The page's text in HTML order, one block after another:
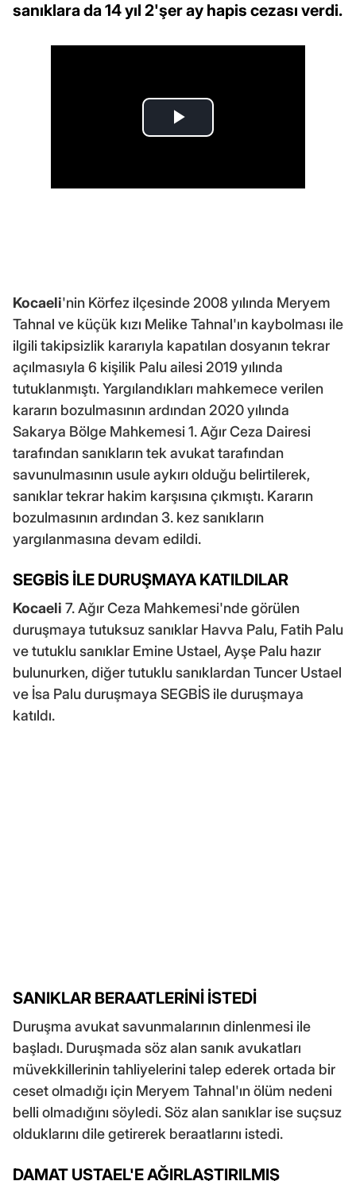
sanıklara da 14 yıl 2'şer ay hapis cezası verdi.
Kocaeli'nin Körfez ilçesinde 2008 yılında Meryem
Tahnal ve küçük kızı Melike Tahnal'ın kaybolması ile
ilgili takipsizlik kararıyla kapatılan dosyanın tekrar
açılmasıyla 6 kişilik Palu ailesi 2019 yılında
tutuklanmıştı. Yargılandıkları mahkemece verilen
kararın bozulmasının ardından 2020 yılında
Sakarya Bölge Mahkemesi 1. Ağır Ceza Dairesi
tarafından sanıkların tek avukat tarafından
savunulmasının usule aykırı olduğu belirtilerek,
sanıklar tekrar hakim karşısına çıkmıştı. Kararın
bozulmasının ardından 3. kez sanıkların
yargılanmasına devam edildi.
SEGBİS İLE DURUŞMAYA KATILDILAR
Kocaeli 7. Ağır Ceza Mahkemesi'nde görülen
duruşmaya tutuksuz sanıklar Havva Palu, Fatih Palu
ve tutuklu sanıklar Emine Ustael, Ayşe Palu hazır
bulunurken, diğer tutuklu sanıklardan Tuncer Ustael
ve İsa Palu duruşmaya SEGBİS ile duruşmaya
katıldı.
SANIKLAR BERAATLERİNİ İSTEDİ
Duruşma avukat savunmalarının dinlenmesi ile
başladı. Duruşmada söz alan sanık avukatları
müvekkillerinin tahliyelerini talep ederek ortada bir
ceset olmadığı için Meryem Tahnal'ın ölüm nedeni
belli olmadığını söyledi. Söz alan sanıklar ise suçsuz
olduklarını dile getirerek beraatlarını istedi.
DAMAT USTAEL'E AĞIRLAŞTIRILMIŞ